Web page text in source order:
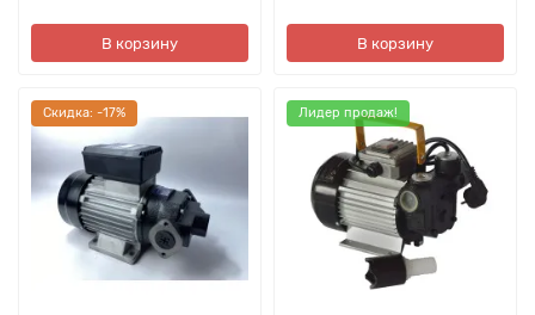
В корзину В корзину
Cкидка: -17% Лидер продаж!